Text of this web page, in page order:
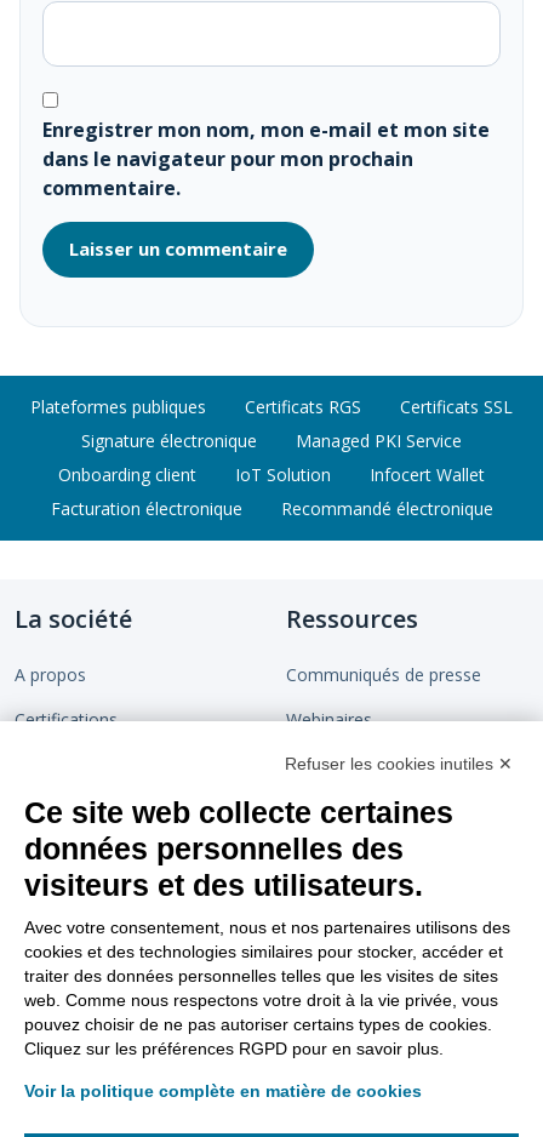
Enregistrer mon nom, mon e-mail et mon site
dans le navigateur pour mon prochain
commentaire.
Plateformes publiques Certificats RGS
Certificats SSL
Signature électronique
Managed PKI Service
Onboarding client
IoT Solution
Infocert Wallet
Facturation électronique
Recommandé électronique
La société
A propos
Certifications
Rejoignez-nous
Contact
Ressources
Communiqués de presse
Webinaires
Chaîne de confiance
Blog
Support
Tutoriels vidéos
Aller sur le site support
FAQ Dématérialisation
FAQ Support
Nous suivre
Refuser les cookies inutiles ✕
Ce site web collecte certaines
données personnelles des
visiteurs et des utilisateurs.
Avec votre consentement, nous et nos partenaires utilisons des
cookies et des technologies similaires pour stocker, accéder et
traiter des données personnelles telles que les visites de sites
web. Comme nous respectons votre droit à la vie privée, vous
pouvez choisir de ne pas autoriser certains types de cookies.
Cliquez sur les préférences RGPD pour en savoir plus.
Voir la politique complète en matière de cookies